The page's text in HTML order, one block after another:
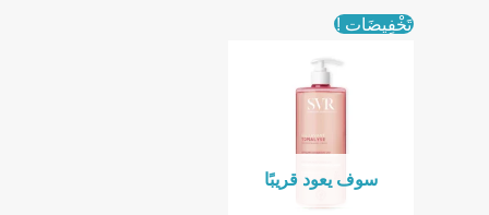
تَخْفِيضَات !
سوف يعود قريبًا